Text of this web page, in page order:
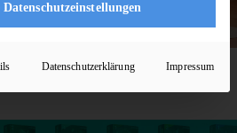
Datenschutzerklärung Impressum